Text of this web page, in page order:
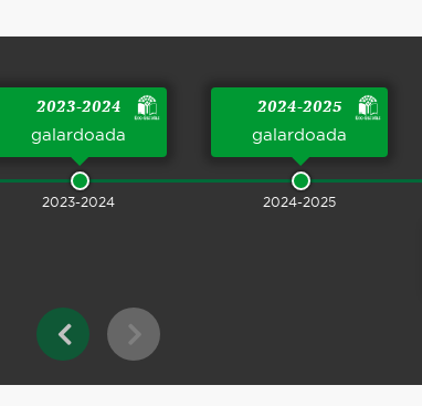
2023-2024
2023-2024
galardoada
2024-2025
2024-2025
galardoada